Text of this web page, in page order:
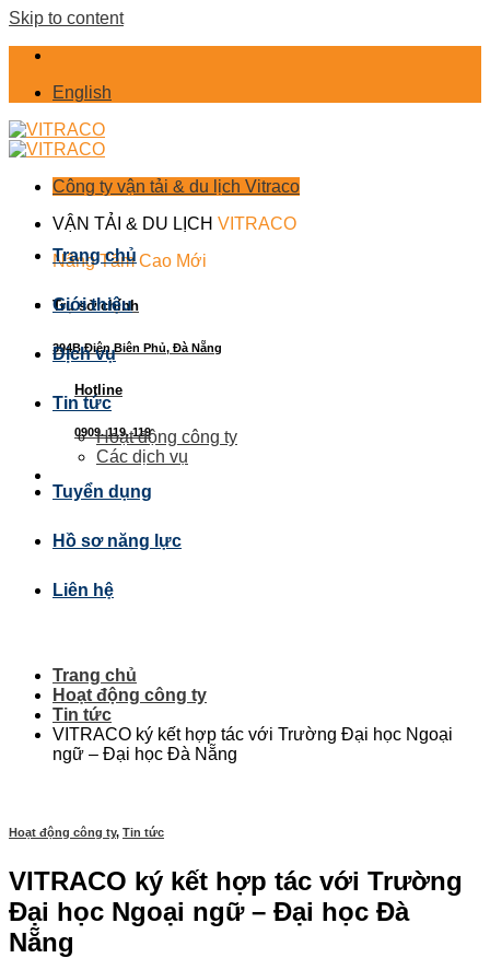
Skip to content
English
Công ty vận tải & du lịch Vitraco
VẬN TẢI & DU LỊCH VITRACO
Nâng Tầm Cao Mới
Trụ sở chính
394B Điện Biên Phủ, Đà Nẵng
Hotline
0909. 119. 119
Trang chủ
Giới thiệu
Dịch vụ
Tin tức
Hoạt động công ty
Các dịch vụ
Tuyển dụng
Hồ sơ năng lực
Liên hệ
Trang chủ
Hoạt động công ty
Tin tức
VITRACO ký kết hợp tác với Trường Đại học Ngoại
ngữ – Đại học Đà Nẵng
Hoạt động công ty, Tin tức
VITRACO ký kết hợp tác với Trường
Đại học Ngoại ngữ – Đại học Đà
Nẵng